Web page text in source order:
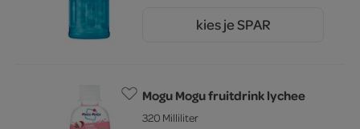
kies je SPAR
Mogu Mogu fruitdrink lychee
320 Milliliter